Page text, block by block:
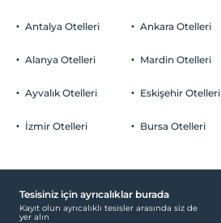
Antalya Otelleri
Alanya Otelleri
Ayvalık Otelleri
İzmir Otelleri
Ankara Otelleri
Mardin Otelleri
Eskişehir Otelleri
Bursa Otelleri
Tesisiniz için ayrıcalıklar burada
Kayıt olun ayrıcalıklı tesisler arasında siz de
yer alın